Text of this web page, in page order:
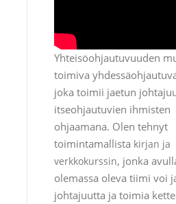
Yhteisöohjautuvuuden
toimiva
joka toimii jaetun
itseohjautuvien ihmisten
ohjaamana. Olen tehnyt
toimintamallista kirjan ja
verkkokurssin, jonka
olemassa oleva tiimi voi
johtajuutta ja toimia